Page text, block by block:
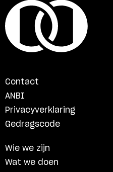
Contact
ANBI
Privacyverklaring
Gedragscode
Wie we zijn
Wat we doen